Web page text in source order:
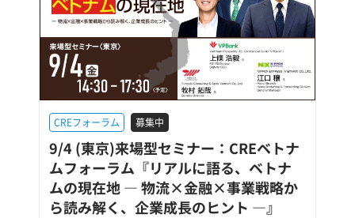
CREフォーラム 募集中
9/4 (東京)来場型セミナー：CREベトナ
ムフォーラム『リアルに語る、ベトナ
ムの現在地 ― 物流×金融×事業戦略か
ら読み解く、企業成長のヒント ―』